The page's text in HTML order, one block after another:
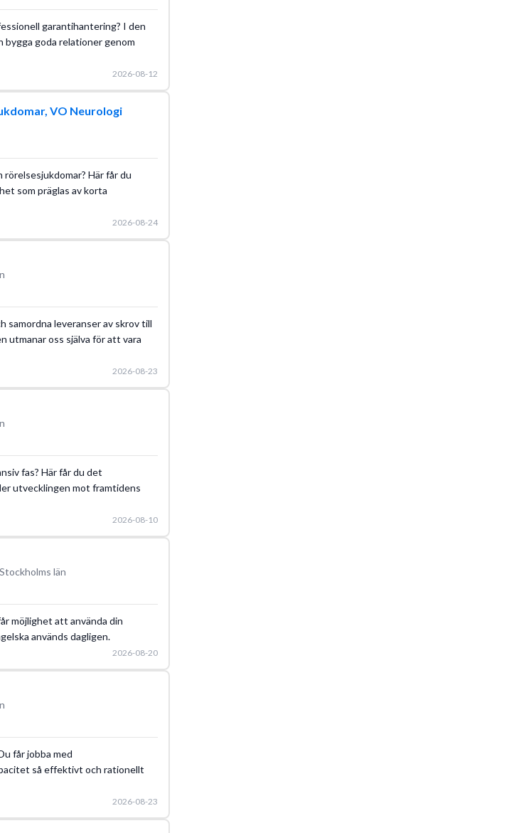
garantihantering? I den
bygga goda relationer genom
2026-08-12
VO Neurologi
Här får du
som präglas av korta
2026-08-24
samordna leveranser av skrov till
utmanar oss själva för att vara
2026-08-23
fas? Här får du det
utvecklingen mot framtidens
2026-08-10
län
möjlighet att använda din
används dagligen.
2026-08-20
får jobba med
så effektivt och rationellt
2026-08-23